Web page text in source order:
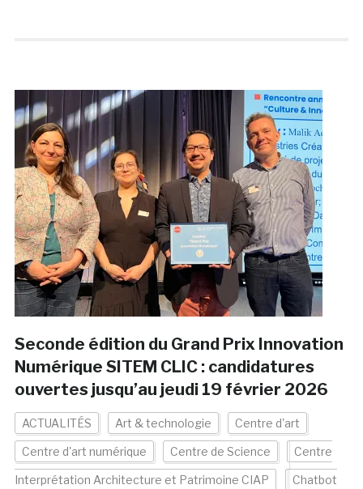
Seconde édition du Grand Prix Innovation
Numérique SITEM CLIC : candidatures
ouvertes jusqu’au jeudi 19 février 2026
ACTUALITÉS Art & technologie Centre d'art
Centre d'art numérique Centre de Science Centre
Interprétation Architecture et Patrimoine CIAP Chatbot